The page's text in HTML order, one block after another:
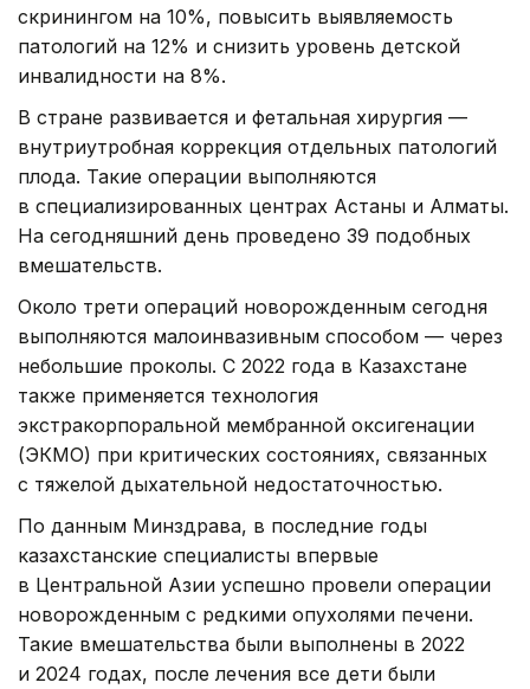
скринингом на 10%, повысить выявляемость
патологий на 12% и снизить уровень детской
инвалидности на 8%.
В стране развивается и фетальная хирургия —
внутриутробная коррекция отдельных патологий
плода. Такие операции выполняются
в специализированных центрах Астаны и Алматы.
На сегодняшний день проведено 39 подобных
вмешательств.
Около трети операций новорожденным сегодня
выполняются малоинвазивным способом — через
небольшие проколы. С 2022 года в Казахстане
также применяется технология
экстракорпоральной мембранной оксигенации
(ЭКМО) при критических состояниях, связанных
с тяжелой дыхательной недостаточностью.
По данным Минздрава, в последние годы
казахстанские специалисты впервые
в Центральной Азии успешно провели операции
новорожденным с редкими опухолями печени.
Такие вмешательства были выполнены в 2022
и 2024 годах, после лечения все дети были